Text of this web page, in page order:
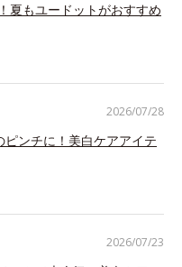
夏もユードットがおすすめ
ピンチに！美白ケアアイテ
2026/07/28
2026/07/23